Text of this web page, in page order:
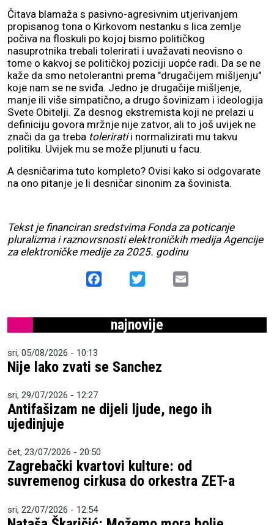
Čitava blamaža s pasivno-agresivnim utjerivanjem
propisanog tona o Kirkovom nestanku s lica zemlje
počiva na floskuli po kojoj bismo političkog
nasuprotnika trebali tolerirati i uvažavati neovisno o
tome o kakvoj se političkoj poziciji uopće radi. Da se ne
kaže da smo netolerantni prema "drugačijem mišljenju"
koje nam se ne sviđa. Jedno je drugačije mišljenje,
manje ili više simpatično, a drugo šovinizam i ideologija
Svete Obitelji. Za desnog ekstremista koji ne prelazi u
definiciju govora mržnje nije zatvor, ali to još uvijek ne
znači da ga treba toleriratii normalizirati mu takvu
politiku. Uvijek mu se može pljunuti u facu.
A desničarima tuto kompleto? Ovisi kako si odgovarate
na ono pitanje je li desničar sinonim za šovinista.
Tekst je financiran sredstvima Fonda za poticanje
pluralizma i raznovrsnosti elektroničkih medija Agencije
za elektroničke medije za 2025. godinu
Facebook
najnovije
sri, 05/08/2026 - 10:13
Nije lako zvati se Sanchez
sri, 29/07/2026 - 12:27
Antifašizam ne dijeli ljude, nego ih
ujedinjuje
čet, 23/07/2026 - 20:50
Zagrebački kvartovi kulture: od
suvremenog cirkusa do orkestra ZET-a
sri, 22/07/2026 - 12:54